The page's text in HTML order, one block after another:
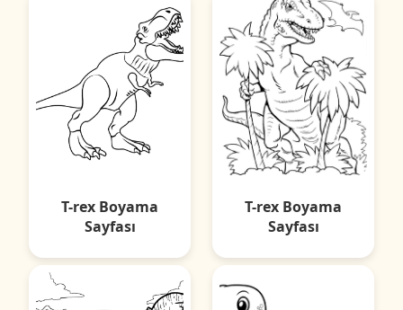
T-rex Boyama
Sayfası
T-rex Boyama
Sayfası